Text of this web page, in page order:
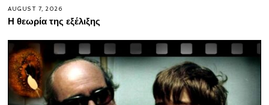
AUGUST 7, 2026
Η θεωρία της εξέλιξης